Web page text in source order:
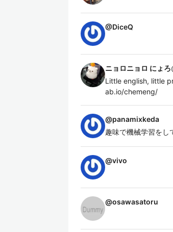
@DiceQ
ニョロニョロ にょろ
Little english, little
ab.io/chemeng/
@panamixkeda
趣味で機械学習をし
@vivo
@osawasatoru